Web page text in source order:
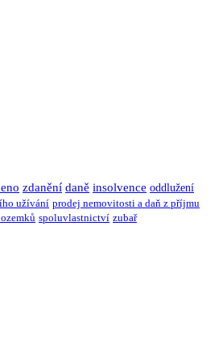
zdanění daně insolvence oddlužení
užívání prodej nemovitosti a daň z příjmu
spoluvlastnictví zubař